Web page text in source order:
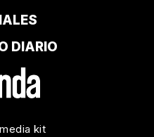
DIARIO
kit